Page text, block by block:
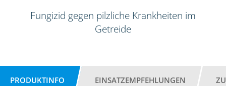
Fungizid gegen pilzliche Krankheiten im
Getreide
PRODUKTINFO EINSATZEMPFEHLUNGEN